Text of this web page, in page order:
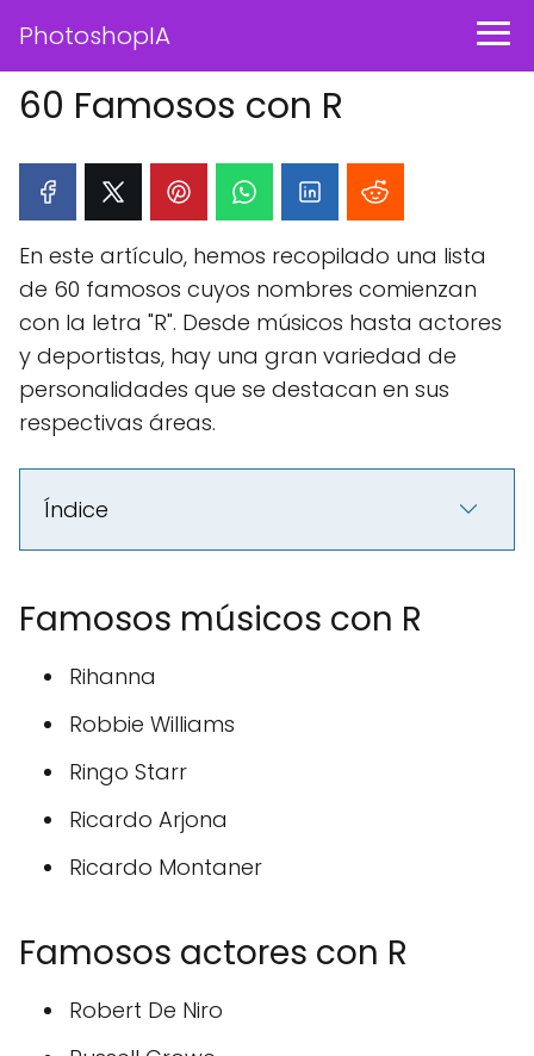
PhotoshopIA
60 Famosos con R
En este artículo, hemos recopilado una lista
de 60 famosos cuyos nombres comienzan
con la letra "R". Desde músicos hasta actores
y deportistas, hay una gran variedad de
personalidades que se destacan en sus
respectivas áreas.
Índice
Famosos músicos con R
Rihanna
Robbie Williams
Ringo Starr
Ricardo Arjona
Ricardo Montaner
Famosos actores con R
Robert De Niro